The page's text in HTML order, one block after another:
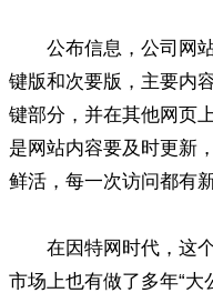
公布信息，公司网站
键版和次要版，主要内
键部分，并在其他网页
是网站内容要及时更新
鲜活，每一次访问都有
在因特网时代，这个
市场上也有做了多年“大